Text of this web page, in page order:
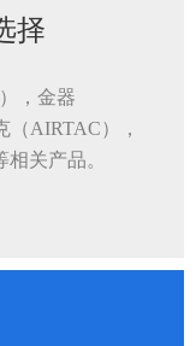
择
，金器
（AIRTAC），
关产品。